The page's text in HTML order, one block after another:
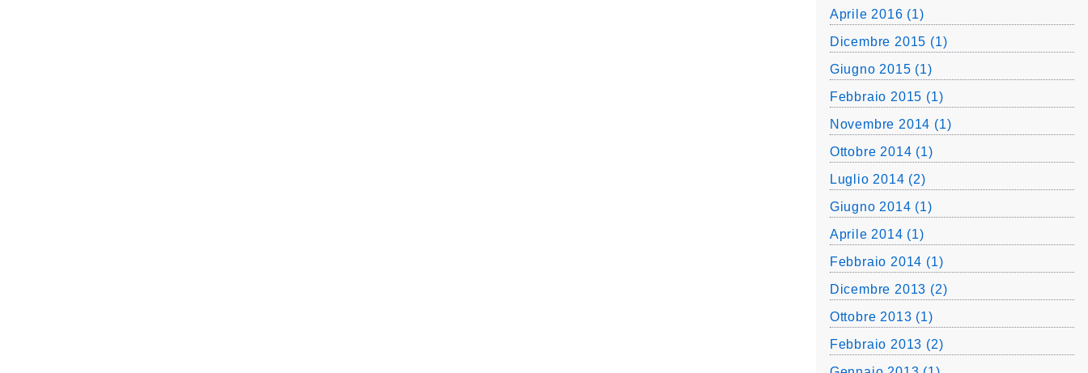
Aprile 2016 (1)
Dicembre 2015 (1)
Giugno 2015 (1)
Febbraio 2015 (1)
Novembre 2014 (1)
Ottobre 2014 (1)
Luglio 2014 (2)
Giugno 2014 (1)
Aprile 2014 (1)
Febbraio 2014 (1)
Dicembre 2013 (2)
Ottobre 2013 (1)
Febbraio 2013 (2)